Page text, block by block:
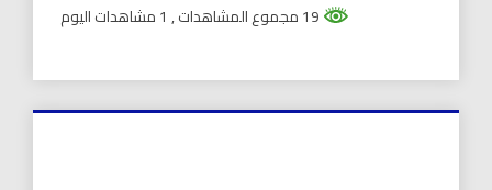
, 1 مشاهدات اليوم